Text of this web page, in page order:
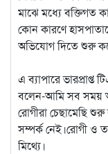
মাঝে মধ্যে বক্তিগত
কোন কারণে
অভিযোগ দিতে শুরু
এ ব্যাপারে
বলেন-আমি সব সময়
রোগীরা চেছামেছি
সম্পর্ক নেই।রোগী ও
মিথ্যে।